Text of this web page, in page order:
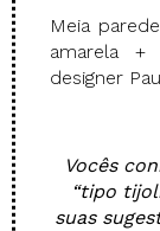
Meia
amarela +
designer
Vocês
“tipo
suas